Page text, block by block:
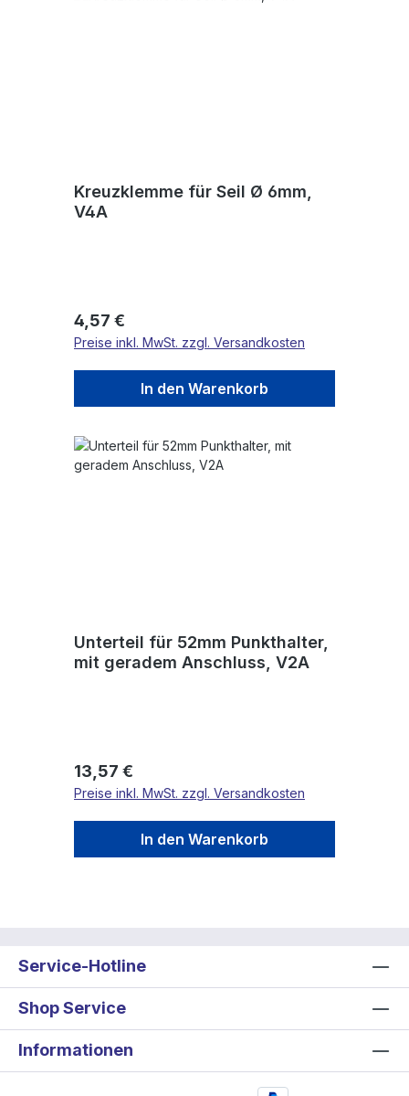
Kreuzklemme für Seil Ø 6mm,
V4A
Regulärer Preis:
4,57 €
Preise inkl. MwSt. zzgl. Versandkosten
In den Warenkorb
Unterteil für 52mm Punkthalter,
mit geradem Anschluss, V2A
Regulärer Preis:
13,57 €
Preise inkl. MwSt. zzgl. Versandkosten
In den Warenkorb
Service-Hotline
Shop Service
Informationen